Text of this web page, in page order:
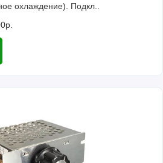
охлаждение). Подкл..